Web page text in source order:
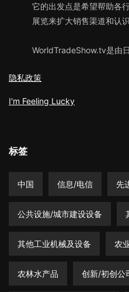
它的出发点是希望帮助各
展览来扩大销售渠道和认识
WorldTradeShow.tv是由
隐私政策
I'm Feeling Lucky
标签
中国 信息/电信 先
公共设施/城市建设设备
其他工业机械及设备 农
农林水产品 创新/初创公